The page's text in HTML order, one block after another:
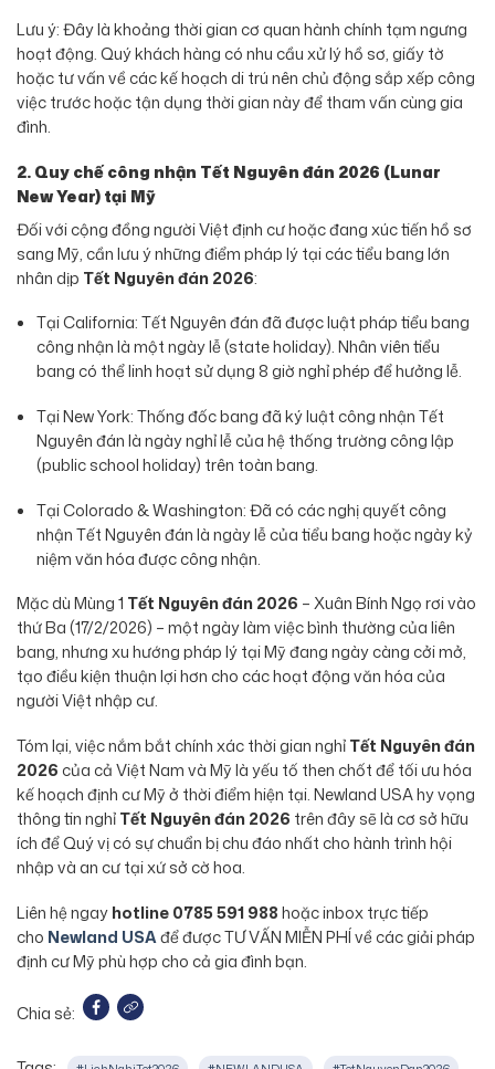
Lưu ý: Đây là khoảng thời gian cơ quan hành chính tạm ngưng
hoạt động. Quý khách hàng có nhu cầu xử lý hồ sơ, giấy tờ
hoặc tư vấn về các kế hoạch di trú nên chủ động sắp xếp công
việc trước hoặc tận dụng thời gian này để tham vấn cùng gia
đình.
2. Quy chế công nhận Tết Nguyên đán 2026 (Lunar
New Year) tại Mỹ
Đối với cộng đồng người Việt định cư hoặc đang xúc tiến hồ sơ
sang Mỹ, cần lưu ý những điểm pháp lý tại các tiểu bang lớn
nhân dịp Tết Nguyên đán 2026:
Tại California: Tết Nguyên đán đã được luật pháp tiểu bang
công nhận là một ngày lễ (state holiday). Nhân viên tiểu
bang có thể linh hoạt sử dụng 8 giờ nghỉ phép để hưởng lễ.
Tại New York: Thống đốc bang đã ký luật công nhận Tết
Nguyên đán là ngày nghỉ lễ của hệ thống trường công lập
(public school holiday) trên toàn bang.
Tại Colorado & Washington: Đã có các nghị quyết công
nhận Tết Nguyên đán là ngày lễ của tiểu bang hoặc ngày kỷ
niệm văn hóa được công nhận.
Mặc dù Mùng 1 Tết Nguyên đán 2026 – Xuân Bính Ngọ rơi vào
thứ Ba (17/2/2026) – một ngày làm việc bình thường của liên
bang, nhưng xu hướng pháp lý tại Mỹ đang ngày càng cởi mở,
tạo điều kiện thuận lợi hơn cho các hoạt động văn hóa của
người Việt nhập cư.
Tóm lại, việc nắm bắt chính xác thời gian nghỉTết Nguyên đán
2026 của cả Việt Nam và Mỹ là yếu tố then chốt để tối ưu hóa
kế hoạch định cư Mỹ ở thời điểm hiện tại. Newland USA hy vọng
thông tin nghỉTết Nguyên đán 2026 trên đây sẽ là cơ sở hữu
ích để Quý vị có sự chuẩn bị chu đáo nhất cho hành trình hội
nhập và an cư tại xứ sở cờ hoa.
Liên hệ ngayhotline 0785 591 988hoặc inbox trực tiếp
cho Newland USAđể được TƯ VẤN MIỄN PHÍ về các giải pháp
định cư Mỹ phù hợp cho cả gia đình bạn.
Chia sẻ: